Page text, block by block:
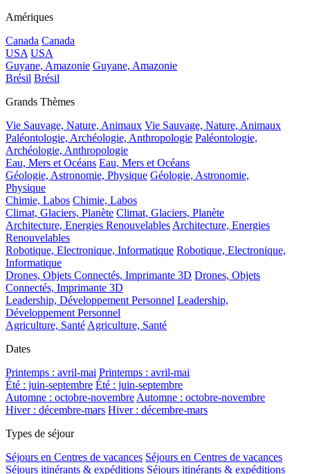
Amériques
Canada Canada
USA USA
Guyane, Amazonie Guyane, Amazonie
Brésil Brésil
Grands Thèmes
Vie Sauvage, Nature, Animaux Vie Sauvage, Nature, Animaux
Paléontologie, Archéologie, Anthropologie Paléontologie,
Archéologie, Anthropologie
Eau, Mers et Océans Eau, Mers et Océans
Géologie, Astronomie, Physique Géologie, Astronomie,
Physique
Chimie, Labos Chimie, Labos
Climat, Glaciers, Planète Climat, Glaciers, Planète
Architecture, Energies Renouvelables Architecture, Energies
Renouvelables
Robotique, Electronique, Informatique Robotique, Electronique,
Informatique
Drones, Objets Connectés, Imprimante 3D Drones, Objets
Connectés, Imprimante 3D
Leadership, Développement Personnel Leadership,
Développement Personnel
Agriculture, Santé Agriculture, Santé
Dates
Printemps : avril-mai Printemps : avril-mai
Été : juin-septembre Été : juin-septembre
Automne : octobre-novembre Automne : octobre-novembre
Hiver : décembre-mars Hiver : décembre-mars
Types de séjour
Séjours en Centres de vacances Séjours en Centres de vacances
Séjours itinérants & expéditions Séjours itinérants & expéditions